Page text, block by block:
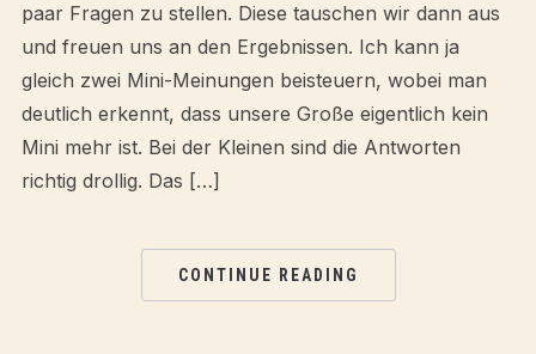
paar Fragen zu stellen. Diese tauschen wir dann aus
und freuen uns an den Ergebnissen. Ich kann ja
gleich zwei Mini-Meinungen beisteuern, wobei man
deutlich erkennt, dass unsere Große eigentlich kein
Mini mehr ist. Bei der Kleinen sind die Antworten
richtig drollig. Das […]
CONTINUE READING